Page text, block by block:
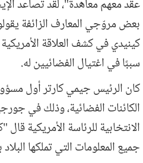
عقد معهم معاهدة"، لقد تصاعد
بعض مروّجي المعارف الزائفة
كينيدي في كشف العلاقة
سببًا في اغتيال الفضائيين له.
كان الرئيس جيمي كارتر أول
الانتخابية للرئاسة الأمريكية
جميع المعلومات التي تملكها